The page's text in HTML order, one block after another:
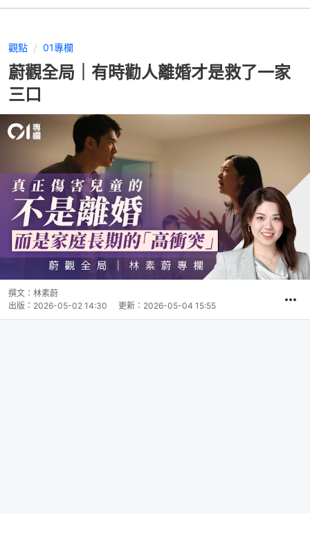
觀點 01專欄
蔚觀全局｜有時勸人離婚才是救了一家
三口
撰文： 林素蔚
出版： 2026-05-02 14:30 更新： 2026-05-04 15:55